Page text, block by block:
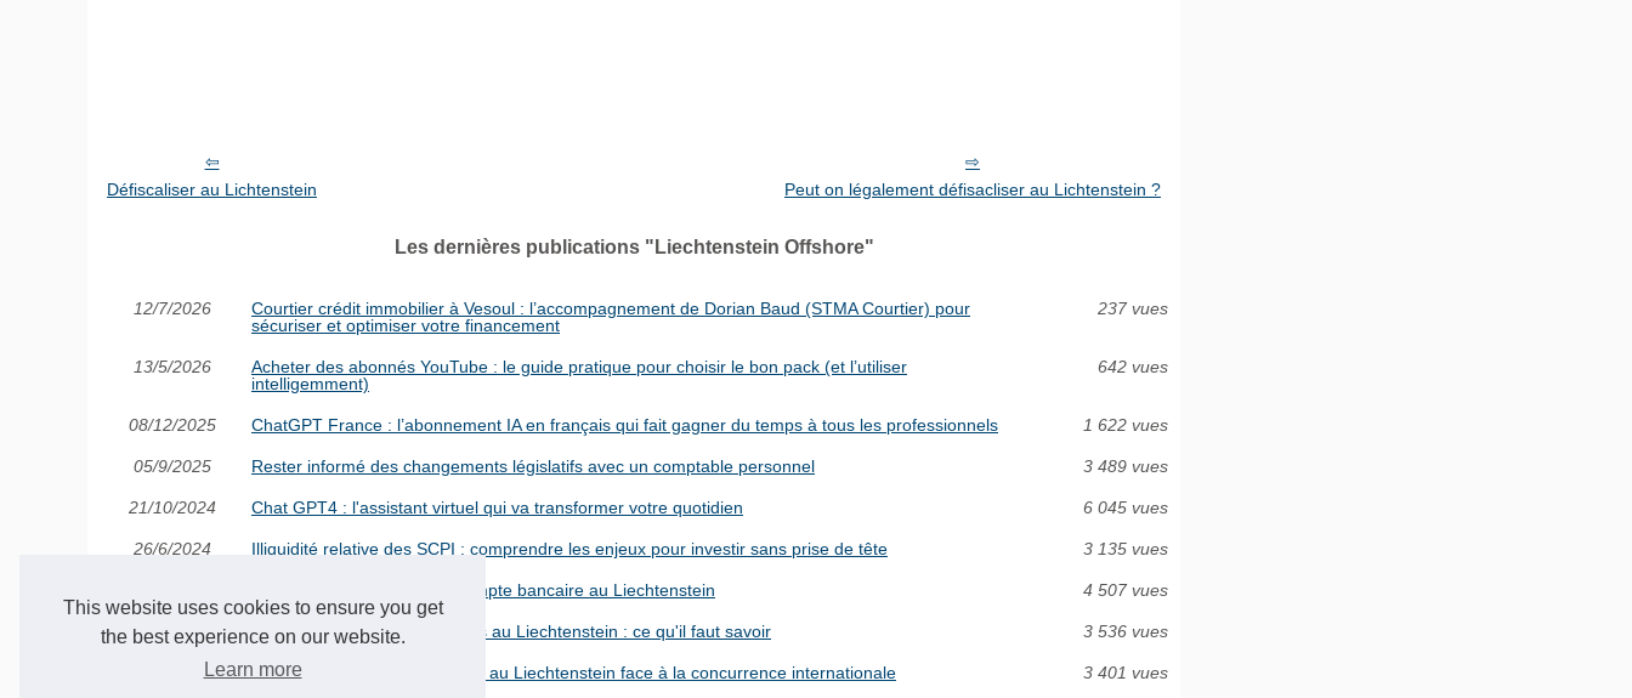
This website uses cookies to ensure you get
the best experience on our website.
Learn more
Défiscaliser au Lichtenstein Peut on légalement défisacliser au Lichtenstein ?
Les dernières publications "Liechtenstein Offshore"
12/7/2026
Courtier crédit immobilier à Vesoul : l’accompagnement de Dorian Baud (STMA Courtier) pour
sécuriser et optimiser votre financement
237 vues
13/5/2026
Acheter des abonnés YouTube : le guide pratique pour choisir le bon pack (et l’utiliser
intelligemment)
642 vues
08/12/2025 ChatGPT France : l’abonnement IA en français qui fait gagner du temps à tous les professionnels 1 622 vues
05/9/2025 Rester informé des changements législatifs avec un comptable personnel 3 489 vues
21/10/2024 Chat GPT4 : l'assistant virtuel qui va transformer votre quotidien 6 045 vues
26/6/2024 Illiquidité relative des SCPI : comprendre les enjeux pour investir sans prise de tête 3 135 vues
Les avantages d'ouvrir un compte bancaire au Liechtenstein 4 507 vues
23/4/2024 Les particularités des banques au Liechtenstein : ce qu'il faut savoir 3 536 vues
16/4/2024 Les défis actuels des banques au Liechtenstein face à la concurrence internationale 3 401 vues